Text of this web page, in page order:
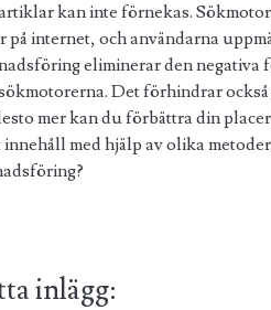
kan inte förnekas.
på internet, och användarna
eliminerar den negativa
Det förhindrar
mer kan du förbättra din
med hjälp av olika
inlägg: